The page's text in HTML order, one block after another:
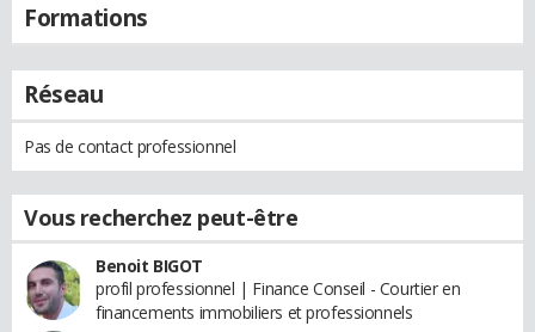
Formations
Réseau
Pas de contact professionnel
Vous recherchez peut-être
Benoit BIGOT
profil professionnel | Finance Conseil - Courtier en
financements immobiliers et professionnels